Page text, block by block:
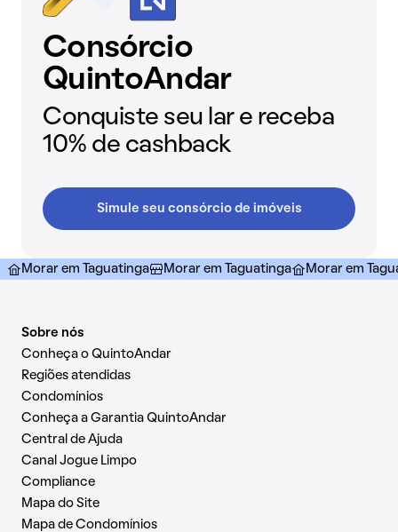
Consórcio
QuintoAndar
Conquiste seu lar e receba
10% de cashback
Simule seu consórcio de imóveis
Morar em Taguatinga Morar em Taguatinga Morar em
Sobre nós
Conheça o QuintoAndar
Regiões atendidas
Condomínios
Conheça a Garantia QuintoAndar
Central de Ajuda
Canal Jogue Limpo
Compliance
Mapa do Site
Mapa de Condomínios